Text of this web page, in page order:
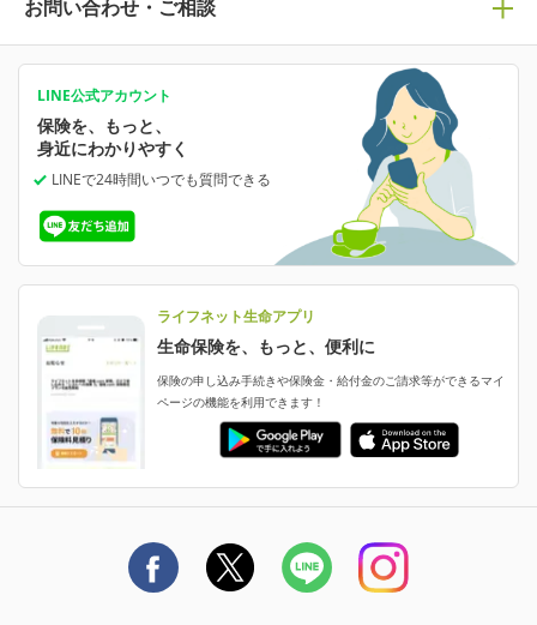
人生のステージに必要な保険がわかる！
保険ジャンバラヤ
あなたの人生と保険選びのためのWebメディア
選ばれる理由・評判
ライフネット生命の特長
ライフネット生命が選ばれる理由がわかる！
評判・口コミ
ご契約者さまに聞きました！
申し込みガイド
ご契約の流れと必要書類
保険料の支払い方法
病気や手術に備える
がん保険
がんに備える
女性保険
女性特有の病気に備える
就業不能保険
就業不能状態に備える
認知症・MCIに備える
ご契約内容の確認
お客さま情報の確認・変更
保険料の支払い方法の変更
受取人・指定代理請求人の変更
中断したお申し込みの再開
お申し込み後の状況確認
減額・解約・追加契約の申し込み など
ご契約者さま向け各種お手続き・サービス
保険金・給付金のご請求
生命保険料控除に関するご案内
契約更新を迎えるご契約者さまへ
会社情報
業績・財務情報
保険金等の支払状況
採用情報
生命保険マニフェスト
ライフネット生命のCMページ
ライフネット生命公式note
お問い合わせ・ご相談
保険相談サービス
よくあるご質問
資料請求
LINE公式アカウント
保険を、もっと、
身近にわかりやすく
LINEで24時間いつでも質問できる
ライフネット生命アプリ
生命保険を、もっと、便利に
保険の申し込み手続きや保険金・給付金のご請求等ができるマイ
ページの機能を利用できます！